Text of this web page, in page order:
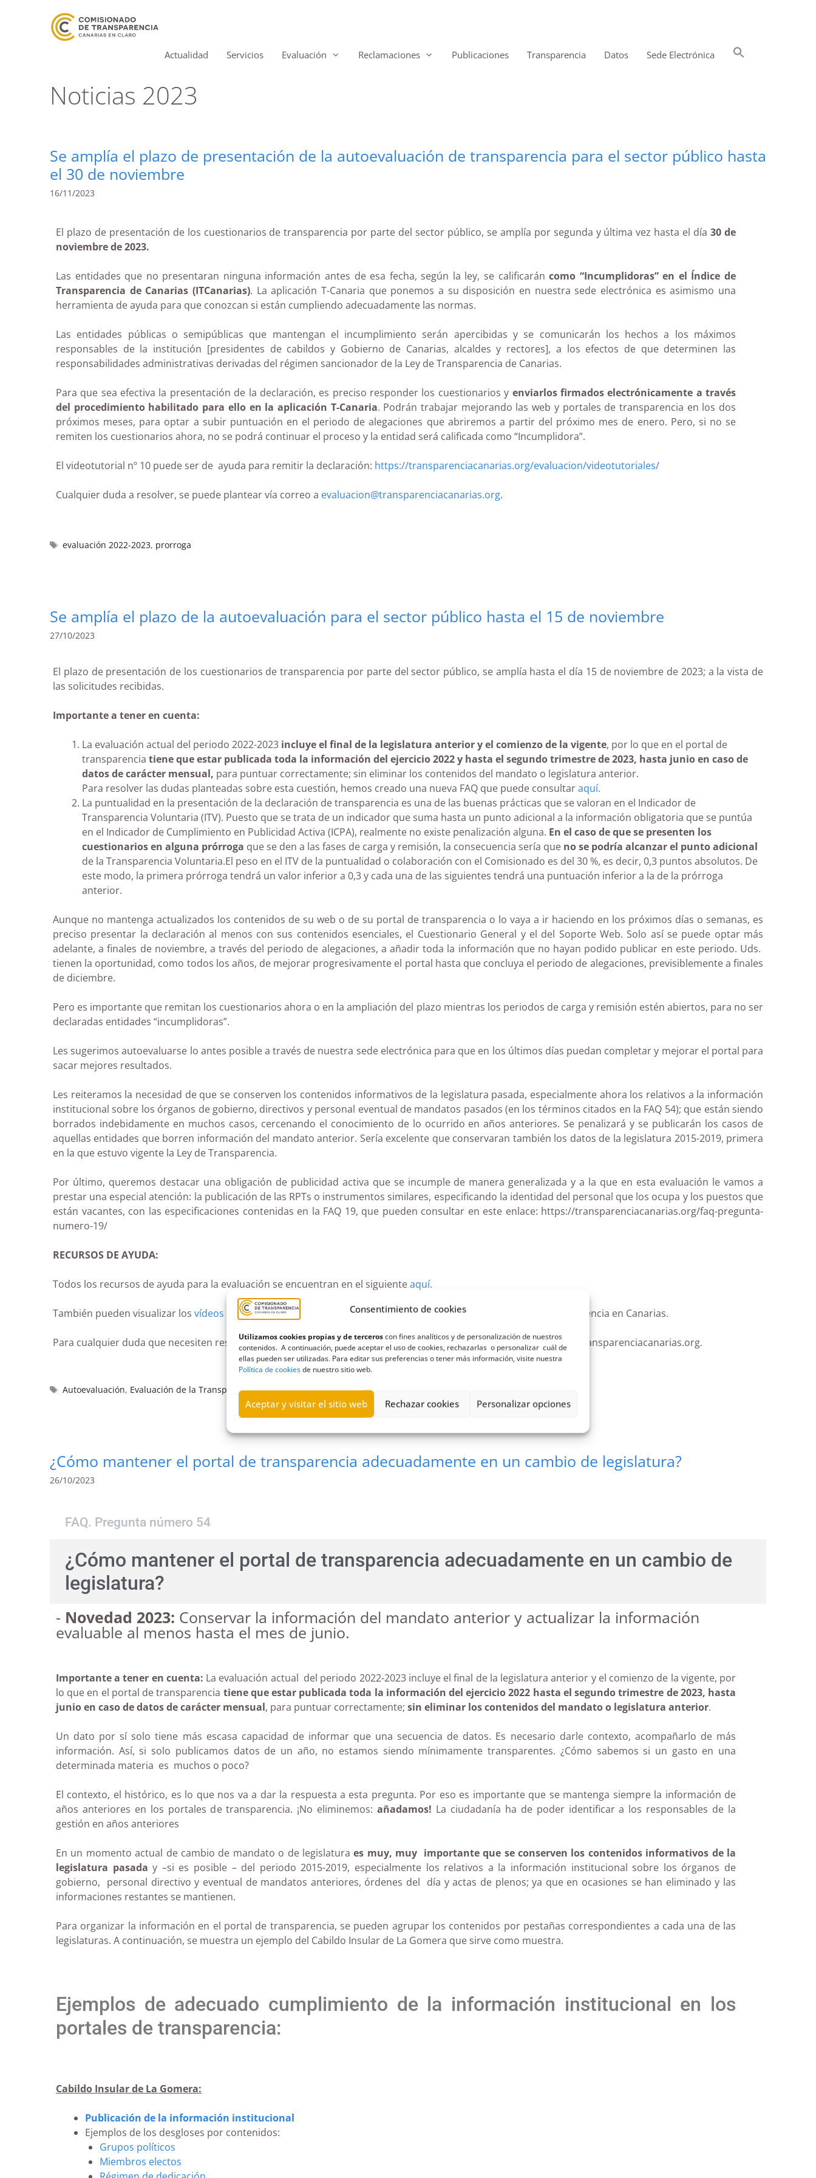
Consentimiento de cookies
Utilizamos cookies propias y de terceroscon fines analíticos y de personalización de nuestros
contenidos. A continuación, puede aceptar el uso de cookies, rechazarlas o personalizar cuál de
ellas pueden ser utilizadas. Para editar sus preferencias o tener más información, visite nuestra
Política de cookiesde nuestro sitio web.
Aceptar y visitar el sitio web Rechazar cookies Personalizar opciones
Actualidad Servicios Evaluación Reclamaciones Publicaciones Transparencia Datos Sede Electrónica
Noticias 2023
Se amplía el plazo de presentación de la autoevaluación de transparencia para el sector público hasta
el 30 de noviembre
16/11/2023
El plazo de presentación de los cuestionarios de transparencia por parte del sector público, se amplía por segunda y última vez hasta el día 30 de
noviembre de 2023.
Las entidades que no presentaran ninguna información antes de esa fecha, según la ley, se calificarán como “Incumplidoras” en el Índice de
Transparencia de Canarias (ITCanarias). La aplicación T-Canaria que ponemos a su disposición en nuestra sede electrónica es asimismo una
herramienta de ayuda para que conozcan si están cumpliendo adecuadamente las normas.
Las entidades públicas o semipúblicas que mantengan el incumplimiento serán apercibidas y se comunicarán los hechos a los máximos
responsables de la institución [presidentes de cabildos y Gobierno de Canarias, alcaldes y rectores], a los efectos de que determinen las
responsabilidades administrativas derivadas del régimen sancionador de la Ley de Transparencia de Canarias.
Para que sea efectiva la presentación de la declaración, es preciso responder los cuestionarios y enviarlos firmados electrónicamente a través
del procedimiento habilitado para ello en la aplicación T-Canaria. Podrán trabajar mejorando las web y portales de transparencia en los dos
próximos meses, para optar a subir puntuación en el periodo de alegaciones que abriremos a partir del próximo mes de enero. Pero, si no se
remiten los cuestionarios ahora, no se podrá continuar el proceso y la entidad será calificada como “Incumplidora”.
El videotutorial nº 10 puede ser de ayuda para remitir la declaración: https://transparenciacanarias.org/evaluacion/videotutoriales/
Cualquier duda a resolver, se puede plantear vía correo a evaluacion@transparenciacanarias.org.
evaluación 2022-2023, prorroga
Se amplía el plazo de la autoevaluación para el sector público hasta el 15 de noviembre
27/10/2023
El plazo de presentación de los cuestionarios de transparencia por parte del sector público, se amplía hasta el día 15 de noviembre de 2023; a la vista de
las solicitudes recibidas.
Importante a tener en cuenta:
La evaluación actual del periodo 2022-2023 incluye el final de la legislatura anteriory el comienzo de la vigente, por lo que en el portal de
transparencia tiene que estar publicada toda la información del ejercicio 2022 y hasta el segundo trimestre de 2023, hasta junio en caso de
datos de carácter mensual, para puntuar correctamente; sin eliminar los contenidos del mandato o legislatura anterior.
Para resolver las dudas planteadas sobre esta cuestión, hemos creado una nueva FAQ que puede consultaraquí.
La puntualidad en la presentación de la declaración de transparencia es una de las buenas prácticas que se valoran en el Indicador de
Transparencia Voluntaria (ITV). Puesto que se trata de un indicador que suma hasta un punto adicional a la información obligatoria que se puntúa
en el Indicador de Cumplimiento en Publicidad Activa (ICPA), realmente no existe penalización alguna. En el caso de que se presenten los
cuestionarios en alguna prórroga que se den a las fases de carga y remisión, la consecuencia sería que no se podría alcanzar el punto adicional
de la Transparencia Voluntaria.El peso en el ITV de la puntualidad o colaboración con el Comisionado es del 30 %, es decir, 0,3 puntos absolutos. De
este modo, la primera prórroga tendrá un valor inferior a 0,3 y cada una de las siguientes tendrá una puntuación inferior a la de la prórroga
anterior.
Aunque no mantenga actualizados los contenidos de su web o de su portal de transparencia o lo vaya a ir haciendo en los próximos días o semanas, es
preciso presentar la declaración al menos con sus contenidos esenciales, el Cuestionario General y el del Soporte Web. Solo así se puede optar más
adelante, a finales de noviembre, a través del periodo de alegaciones, a añadir toda la información que no hayan podido publicar en este periodo. Uds.
tienen la oportunidad, como todos los años, de mejorar progresivamente el portal hasta que concluya el periodo de alegaciones, previsiblemente a finales
de diciembre.
Pero es importante que remitan los cuestionarios ahora o en la ampliación del plazo mientras los periodos de carga y remisión estén abiertos, para no ser
declaradas entidades “incumplidoras”.
Les sugerimos autoevaluarse lo antes posible a través de nuestra sede electrónica para que en los últimos días puedan completar y mejorar el portal para
sacar mejores resultados.
Les reiteramos la necesidad de que se conserven los contenidos informativos de la legislatura pasada, especialmente ahora los relativos a la información
institucional sobre los órganos de gobierno, directivos y personal eventual de mandatos pasados (en los términos citados en la FAQ 54); que están siendo
borrados indebidamente en muchos casos, cercenando el conocimiento de lo ocurrido en años anteriores. Se penalizará y se publicarán los casos de
aquellas entidades que borren información del mandato anterior. Sería excelente que conservaran también los datos de la legislatura 2015-2019, primera
en la que estuvo vigente la Ley de Transparencia.
Por último, queremos destacar una obligación de publicidad activa que se incumple de manera generalizada y a la que en esta evaluación le vamos a
prestar una especial atención: la publicación de las RPTs o instrumentos similares, especificando la identidad del personal que los ocupa y los puestos que
están vacantes, con las especificaciones contenidas en la FAQ 19, que pueden consultar en este enlace: https://transparenciacanarias.org/faq-pregunta-
numero-19/
RECURSOS DE AYUDA:
Todos los recursos de ayuda para la evaluación se encuentran en el siguienteaquí.
También pueden visualizar los vídeos formativos más recientes y útiles sobre evaluación de los portales de transparencia en Canarias.
Para cualquier duda que necesiten resolver pueden plantearla a través de nuestro correo electrónico evaluacion@transparenciacanarias.org.
Autoevaluación, Evaluación de la Transparencia,evaluación2022-2023,Prórroga
¿Cómo mantener el portal de transparencia adecuadamente en un cambio de legislatura?
26/10/2023
FAQ. Pregunta número 54
¿Cómo mantener el portal de transparencia adecuadamente en un cambio de
legislatura?
- Novedad 2023: Conservar la información del mandato anterior y actualizar la información
evaluable al menos hasta el mes de junio.
Importante a tener en cuenta: La evaluación actual del periodo 2022-2023 incluye el final de la legislatura anterior y el comienzo de la vigente, por
lo que en el portal de transparencia tiene que estar publicada toda la información del ejercicio 2022 hasta el segundo trimestre de 2023, hasta
junio en caso de datos de carácter mensual, para puntuar correctamente; sin eliminar los contenidos del mandato o legislatura anterior.
Un dato por sí solo tiene más escasa capacidad de informar que una secuencia de datos. Es necesario darle contexto, acompañarlo de más
información. Así, si solo publicamos datos de un año, no estamos siendo mínimamente transparentes. ¿Cómo sabemos si un gasto en una
determinada materia es muchos o poco?
El contexto, el histórico, es lo que nos va a dar la respuesta a esta pregunta. Por eso es importante que se mantenga siempre la información de
años anteriores en los portales de transparencia. ¡No eliminemos:añadamos! La ciudadanía ha de poder identificar a los responsables de la
gestión en años anteriores
En un momento actual de cambio de mandato o de legislaturaes muy, muy importante que se conserven los contenidos informativos de la
legislatura pasada y –si es posible – del periodo 2015-2019, especialmente los relativos a la información institucional sobre los órganos de
gobierno, personal directivo y eventual de mandatos anteriores, órdenes del día y actas de plenos; ya que en ocasiones se han eliminado y las
informaciones restantes se mantienen.
Para organizar la información en el portal de transparencia, se pueden agrupar los contenidos por pestañas correspondientes a cada una de las
legislaturas. A continuación, se muestra un ejemplo del Cabildo Insular de La Gomera que sirve como muestra.
Ejemplos de adecuado cumplimiento de la información institucional en los
portales de transparencia:
Cabildo Insular de La Gomera:
Publicación de la información institucional
Ejemplos de los desgloses por contenidos:
Grupos políticos
Miembros electos